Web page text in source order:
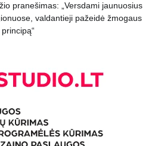
pranešimas: „Versdami jaunuosius
valdantieji pažeidė žmogaus